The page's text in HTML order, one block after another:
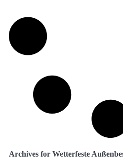
Archives for Wetterfeste